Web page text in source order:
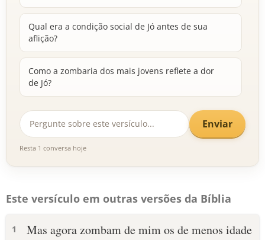
Qual era a condição social de Jó antes de sua
aflição?
Como a zombaria dos mais jovens reflete a dor
de Jó?
Enviar
Resta 1 conversa hoje
Este versículo em outras versões da Bíblia
1
Mas agora zombam de mim os de menos idade